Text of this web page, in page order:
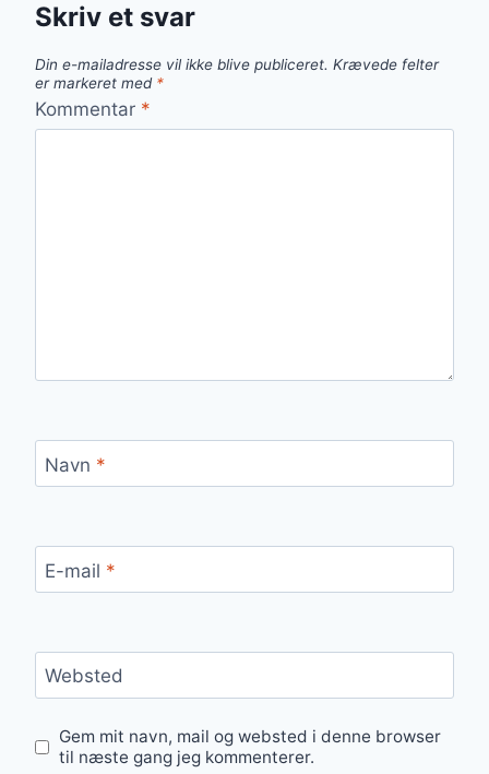
Skriv et svar
Din e-mailadresse vil ikke blive publiceret. Krævede felter
er markeret med *
Kommentar *
Navn *
E-mail *
Websted
Gem mit navn, mail og websted i denne browser
til næste gang jeg kommenterer.